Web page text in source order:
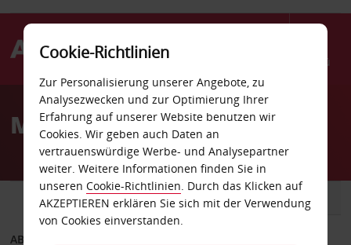
Menü
AvisMietwagen Köln-Poll
FAHRZEUG TRANSPORTER
ABHOLEN VON
Cookie-Richtlinien
Zur Personalisierung unserer Angebote, zu
Analysezwecken und zur Optimierung Ihrer
Erfahrung auf unserer Website benutzen wir
Cookies. Wir geben auch Daten an
vertrauenswürdige Werbe- und Analysepartner
weiter. Weitere Informationen finden Sie in
unseren Cookie-Richtlinien. Durch das Klicken auf
AKZEPTIEREN erklären Sie sich mit der Verwendung
von Cookies einverstanden.